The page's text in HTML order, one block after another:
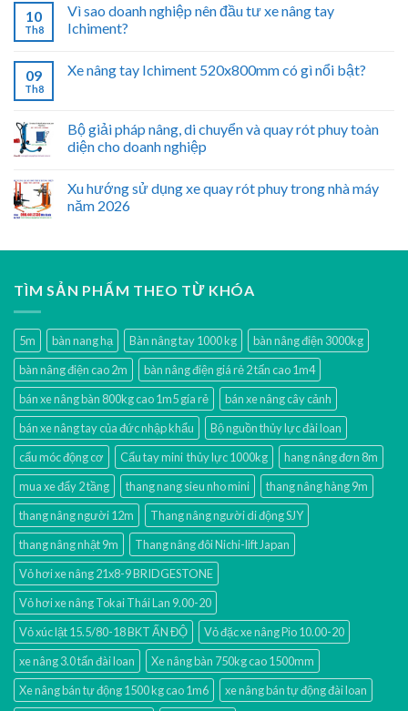
10
Th8
Vì sao doanh nghiệp nên đầu tư xe nâng tay
Ichiment?
09
Th8
Xe nâng tay Ichiment 520x800mm có gì nổi bật?
Bộ giải pháp nâng, di chuyển và quay rót phuy toàn
diện cho doanh nghiệp
Xu hướng sử dụng xe quay rót phuy trong nhà máy
năm 2026
TÌM SẢN PHẨM THEO TỪ KHÓA
5m bàn nang hạ Bàn nâng tay 1000 kg
bàn nâng điện 3000kg
bàn nâng điện cao 2m
bàn nâng điện giá rẻ 2 tấn cao 1m4
bán xe nâng bàn 800kg cao 1m5 gía rẻ
bán xe nâng cây cảnh
bán xe nâng tay của đức nhập khẩu
Bộ nguồn thủy lực đài loan
cẩu móc động cơ
Cẩu tay mini thủy lực 1000kg
hang nâng đơn 8m
mua xe đẩy 2 tầng
thang nang sieu nho mini
thang nâng hàng 9m
thang nâng người 12m
Thang nâng người di động SJY
thang nâng nhật 9m
Thang nâng đôi Nichi-lift Japan
Vỏ hơi xe nâng 21x8-9 BRIDGESTONE
Vỏ hơi xe nâng Tokai Thái Lan 9.00-20
Vỏ xúc lật 15.5/80-18 BKT ẤN ĐỘ
Vỏ đặc xe nâng Pio 10.00-20
xe nâng 3.0 tấn đài loan
Xe nâng bàn 750kg cao 1500mm
Xe nâng bán tự động 1500 kg cao 1m6
xe nâng bán tự động đài loan